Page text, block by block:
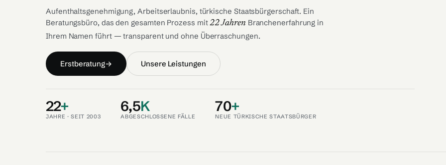
Aufenthaltsgenehmigung, Arbeitserlaubnis, türkische Staatsbürgerschaft. Ein
Beratungsbüro, das den gesamten Prozess mit22 Jahren Branchenerfahrung in
Ihrem Namen führt — transparent und ohne Überraschungen.
Erstberatung→ Unsere Leistungen
22+
JAHRE · SEIT 2003
6,5K
ABGESCHLOSSENE FÄLLE
70+
NEUE TÜRKISCHE STAATSBÜRGER